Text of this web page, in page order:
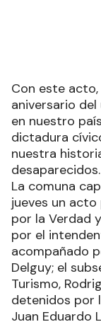
Con este acto,
aniversario
en nuestro
dictadura
nuestra
desaparecidos.
La comuna
jueves un acto
por la Verdad
por el
acompañado
Delguy; el
Turismo,